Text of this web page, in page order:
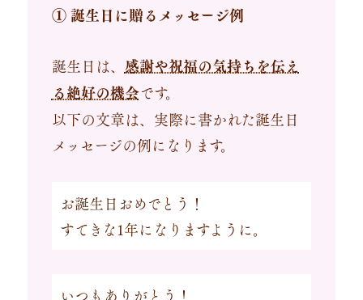
① 誕生日に贈るメッセージ例
誕生日は、 感謝や祝福の気持ちを伝え
る絶好の機会です。
以下の文章は、実際に書かれた誕生日
メッセージの例になります。
お誕生日おめでとう！
すてきな1年になりますように。
いつもありがとう！